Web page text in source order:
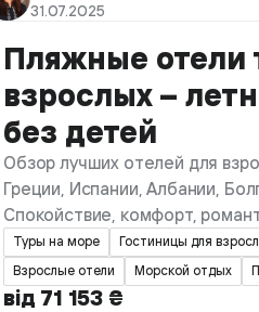
31.07.2025
Пляжные отели
взрослых –
без детей
Обзор лучших отелей для
Греции, Испании, Албании,
Спокойствие, комфорт,
Туры на море Гостиницы для
Взрослые отели
Морской отдых
від 71 153 ₴